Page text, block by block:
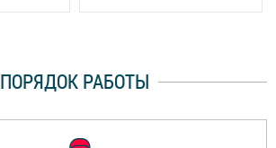
ПОРЯДОК РАБОТЫ